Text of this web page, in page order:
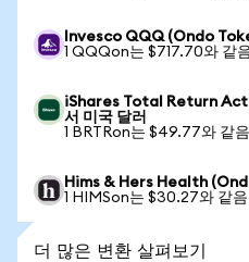
Invesco QQQ (Ondo
1 QQQon는 $717.70와 같
iShares Total Return
서 미국 달러
1 BRTRon는 $49.77와 같음
Hims & Hers Health
1 HIMSon는 $30.27와 같음
더 많은 변환 살펴보기